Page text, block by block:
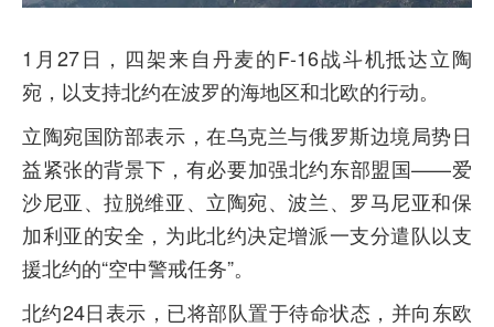
1月27日，四架来自丹麦的F-16战斗机抵达立陶
宛，以支持北约在波罗的海地区和北欧的行动。
立陶宛国防部表示，在乌克兰与俄罗斯边境局势日
益紧张的背景下，有必要加强北约东部盟国——爱
沙尼亚、拉脱维亚、立陶宛、波兰、罗马尼亚和保
加利亚的安全，为此北约决定增派一支分遣队以支
援北约的“空中警戒任务”。
北约24日表示，已将部队置于待命状态，并向东欧